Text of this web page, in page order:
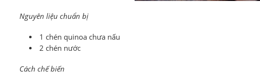
Nguyên liệu chuẩn bị
1 chén quinoa chưa nấu
2 chén nước
Cách chế biến